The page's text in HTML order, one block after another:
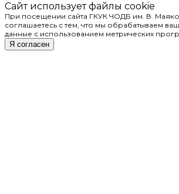
Сайт использует файлы cookie
При посещении сайта ГКУК ЧОДБ им. В.
соглашаетесь с тем, что мы обрабатываем
данные с использованием метрических
Я согласен